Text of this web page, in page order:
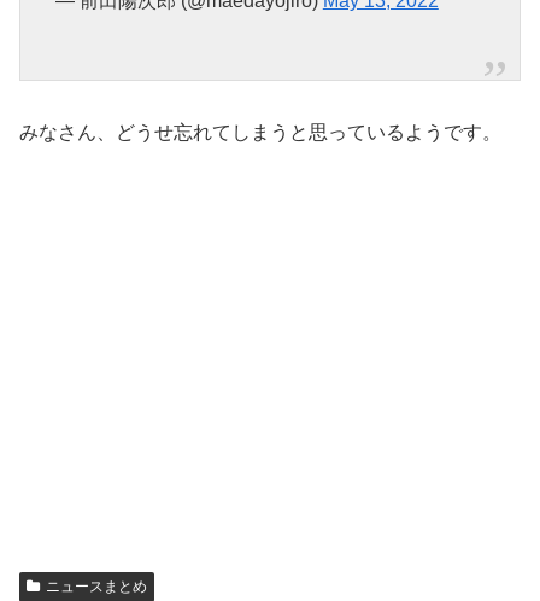
みなさん、どうせ忘れてしまうと思っているようです。
ニュースまとめ